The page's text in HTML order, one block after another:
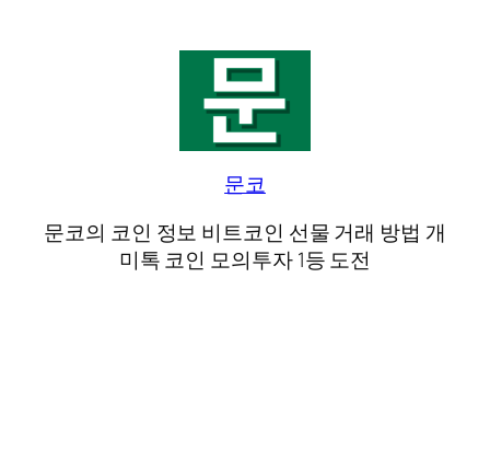
문코
문코의 코인 정보 비트코인 선물 거래 방법 개
미톡 코인 모의투자 1등 도전